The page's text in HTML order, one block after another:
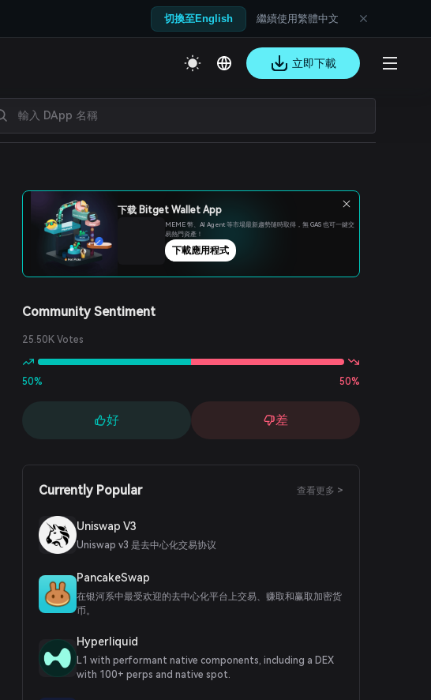
切換至English 繼續使用繁體中文
立即下載
下载 Bitget Wallet App
MEME 幣、Al Agent 等市場最新趨勢隨時取得，無 GAS 也可一鍵交
易熱門資產！
下載應用程式
Community Sentiment
25.50K Votes
50% 50%
好 差
Currently Popular 查看更多 >
Uniswap V3
Uniswap v3 是去中心化交易协议
PancakeSwap
在银河系中最受欢迎的去中心化平台上交易、赚取和赢取加密货
币。
Hyperliquid
L1 with performant native components, including a DEX
with 100+ perps and native spot.